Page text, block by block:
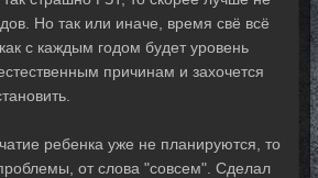
Но так или иначе, время свё всё
с каждым годом будет уровень
причинам и захочется
ребенка уже не планируются, то
от слова "совсем". Сделал